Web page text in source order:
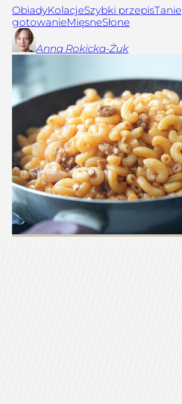
ObiadyKolacjeSzybki przepisTanie
gotowanieMięsneSłone
Anna Rokicka-Żuk